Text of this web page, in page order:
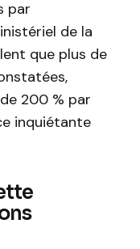
par
de la
que plus de
200 % par
inquiétante